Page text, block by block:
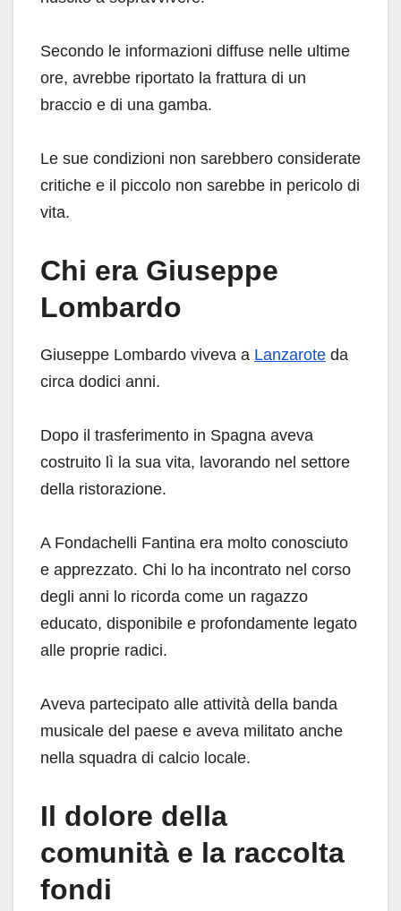
Secondo le informazioni diffuse nelle ultime
ore, avrebbe riportato la frattura di un
braccio e di una gamba.
Le sue condizioni non sarebbero considerate
critiche e il piccolo non sarebbe in pericolo di
vita.
Chi era Giuseppe
Lombardo
Giuseppe Lombardo viveva a Lanzarote da
circa dodici anni.
Dopo il trasferimento in Spagna aveva
costruito lì la sua vita, lavorando nel settore
della ristorazione.
A Fondachelli Fantina era molto conosciuto
e apprezzato. Chi lo ha incontrato nel corso
degli anni lo ricorda come un ragazzo
educato, disponibile e profondamente legato
alle proprie radici.
Aveva partecipato alle attività della banda
musicale del paese e aveva militato anche
nella squadra di calcio locale.
Il dolore della
comunità e la raccolta
fondi